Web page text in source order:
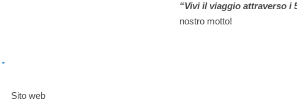
*
Sito web
“Vivi il viaggio attraverso i
nostro motto!